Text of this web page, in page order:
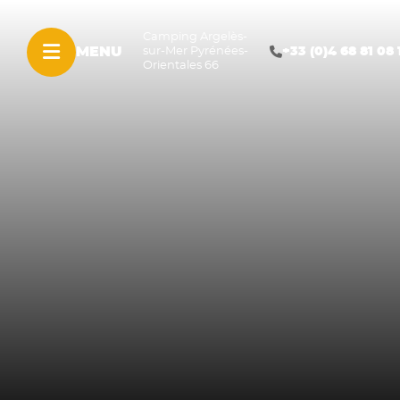
MENU
sur-Mer Pyrénées-
Orientales 66
+33 (0)4 68 81 08